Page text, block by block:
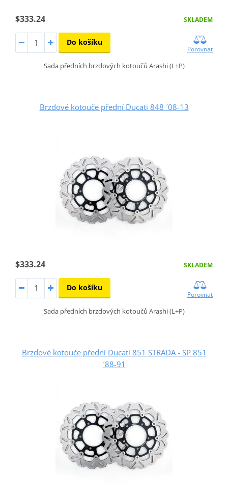
$333.24 SKLADEM
Do košíku
Porovnat
Sada předních brzdových kotoučů Arashi (L+P)
Brzdové kotouče přední Ducati 848 ´08-13
$333.24 SKLADEM
Do košíku
Porovnat
Sada předních brzdových kotoučů Arashi (L+P)
Brzdové kotouče přední Ducati 851 STRADA - SP 851
´88-91